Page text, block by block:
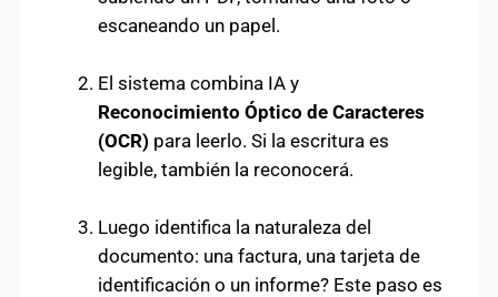
escaneando un papel.
El sistema combina IA y
Reconocimiento Óptico de Caracteres
(OCR) para leerlo. Si la escritura es
legible, también la reconocerá.
Luego identifica la naturaleza del
documento: una factura, una tarjeta de
identificación o un informe? Este paso es